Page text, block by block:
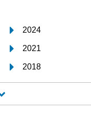
2024
2021
2018
2015
2012